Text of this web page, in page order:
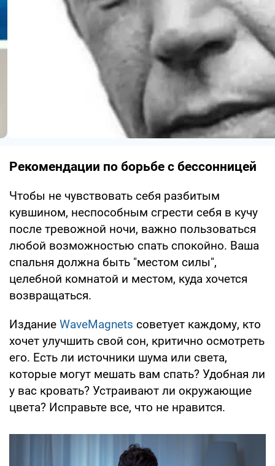
Рекомендации по борьбе с бессонницей
Чтобы не чувствовать себя разбитым
кувшином, неспособным сгрести себя в кучу
после тревожной ночи, важно пользоваться
любой возможностью спать спокойно. Ваша
спальня должна быть "местом силы",
целебной комнатой и местом, куда хочется
возвращаться.
Издание WaveMagnets советует каждому, кто
хочет улучшить свой сон, критично осмотреть
его. Есть ли источники шума или света,
которые могут мешать вам спать? Удобная ли
у вас кровать? Устраивают ли окружающие
цвета? Исправьте все, что не нравится.